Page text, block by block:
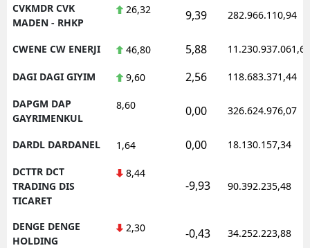
CVKMDR CVK
MADEN - RHKP
26,32 9,39 282.966.110,94
CWENE CW ENERJI 46,80 5,88 11.230.937.061,62
DAGI DAGI GIYIM 9,60 2,56 118.683.371,44
DAPGM DAP
GAYRIMENKUL
8,60 0,00 326.624.976,07
DARDL DARDANEL 1,64 0,00 18.130.157,34
DCTTR DCT
TRADING DIS
TICARET
8,44
-9,93 90.392.235,48
DENGE DENGE
HOLDING
2,30 -0,43 34.252.223,88